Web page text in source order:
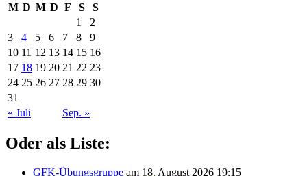
M D M D F S
S
1
2
3
4 5 6 7 8
9
10 11 12 13 14 15 16
17 18 19 20 21 22 23
24 25 26 27 28 29 30
31
« Juli
Sep. »
Oder als Liste:
GFK-Übungsgruppe am 18. August 2026 19:15